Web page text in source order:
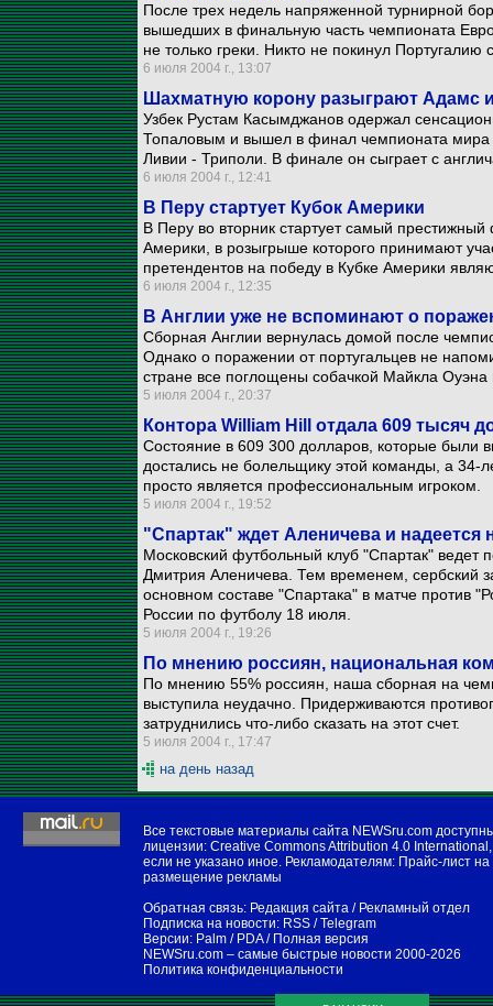
После трех недель напряженной турнирной
вышедших в финальную часть чемпионата
не только греки. Никто не покинул Португалию
6 июля 2004 г., 13:07
Шахматную корону разыграют Адамс
Узбек Рустам Касымджанов одержал
Топаловым и вышел в финал чемпионата мира
Ливии - Триполи. В финале он сыграет с
6 июля 2004 г., 12:41
В Перу стартует Кубок Америки
В Перу во вторник стартует самый
Америки, в розыгрыше которого принимают
претендентов на победу в Кубке Америки
6 июля 2004 г., 12:35
В Англии уже не вспоминают о
Сборная Англии вернулась домой после
Однако о поражении от португальцев не
стране все поглощены собачкой Майкла
5 июля 2004 г., 20:37
Контора William Hill отдала 609 тысяч
Состояние в 609 300 долларов, которые были
достались не болельщику этой команды, а 34-
просто является профессиональным игроком.
5 июля 2004 г., 19:52
"Спартак" ждет Аленичева и надеется
Московский футбольный клуб "Спартак" ведет
Дмитрия Аленичева. Тем временем, сербский
основном составе "Спартака" в матче против
России по футболу 18 июля.
5 июля 2004 г., 19:26
По мнению россиян, национальная
По мнению 55% россиян, наша сборная на
выступила неудачно. Придерживаются
затруднились что-либо сказать на этот счет.
5 июля 2004 г., 17:47
на день назад
Все текстовые материалы сайта NEWSru.com
лицензии: Creative Commons Attribution 4.0 International ,
если не указано иное. Рекламодателям: Прайс-лист на
размещение рекламы
Обратная связь: Редакция сайта / Рекламный отдел
Подписка на новости: RSS /Telegram
Версии: Palm / PDA/ Полная версия
NEWSru.com – самые быстрые новости 2000-2026
Политика конфиденциальности